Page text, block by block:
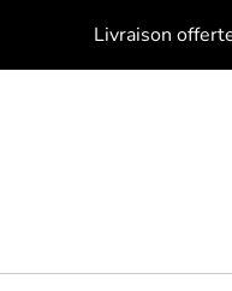
Livraison